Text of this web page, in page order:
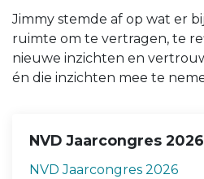
Jimmy stemde af op wat er
ruimte om te vertragen, te
nieuwe inzichten en
én die inzichten mee te
NVD Jaarcongres 2026
NVD Jaarcongres 2026